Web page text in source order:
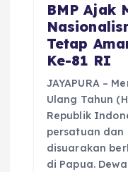
BMP Ajak
Tetap
Ke-81 RI
JAYAPURA –
Ulang Tahun
Republik
persatuan
disuarakan
di Papua.